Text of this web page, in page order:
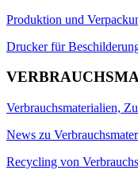
Produktion und
Drucker für
Verbrauchsmaterialien,
News zu
Recycling von